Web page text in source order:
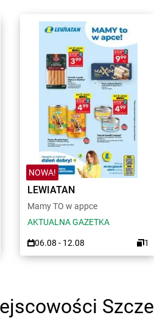
NOWA!
LEWIATAN
Mamy TO w appce
AKTUALNA GAZETKA
06.08 - 12.08 1